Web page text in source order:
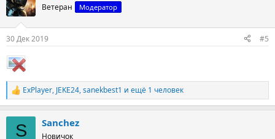
Ветеран Модератор
30 Дек 2019 #5
Р
е
ExPlayer, JEKE24,sanekbest1 и ещё 1 человек
S Sanchez
Новичок